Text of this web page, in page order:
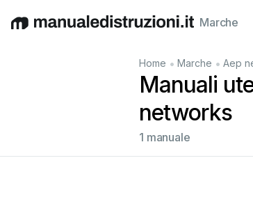
EnglishDeutschEspañol Italiano Français
Marche
Home • Marche • Aep
Manuali
networks
1 manuale